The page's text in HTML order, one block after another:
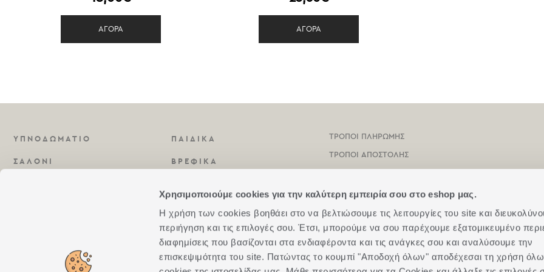
Χρησιμοποιούμε cookies για την καλύτερη εμπειρία σου στο eshop μας.
Η χρήση των cookies βοηθάει στο να βελτιώσουμε τις λειτουργίες του site και
περιήγηση και τις επιλογές σου. Έτσι, μπορούμε να σου παρέχουμε εξατομικευμένο
διαφημίσεις που βασίζονται στα ενδιαφέροντα και τις ανάγκες σου και αναλύσουμε την
επισκεψιμότητα του site. Πατώντας το κουμπί "Αποδοχή όλων" αποδέχεσαι τη χρήση
ΑΓΟΡΑ ΑΓΟΡΑ
ΥΠΝΟΔΩΜΑΤΙΟ
ΣΑΛΟΝΙ
ΠΑΙΔΙΚΑ
ΒΡΕΦΙΚΑ
ΤΡΟΠΟΙ ΠΛΗΡΩΜΗΣ
ΤΡΟΠΟΙ ΑΠΟΣΤΟΛΗΣ
ΠΡΟΣΤΑΣΙΑ ΠΡΟΣΩΠΙΚΩΝ ΔΕΔΟΜΕΝΩΝ
ΠΟΛΙΤΙΚΗ COOKIES
ΕΠΙΚΟΙΝΩΝΗΣΤΕ ΜΑΖΙ ΜΑΣ
BOX NOW